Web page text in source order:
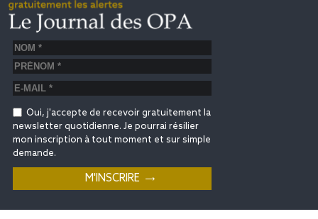
Oui, j'accepte de recevoir gratuitement la
newsletter quotidienne. Je pourrai résilier
mon inscription à tout moment et sur simple
demande.